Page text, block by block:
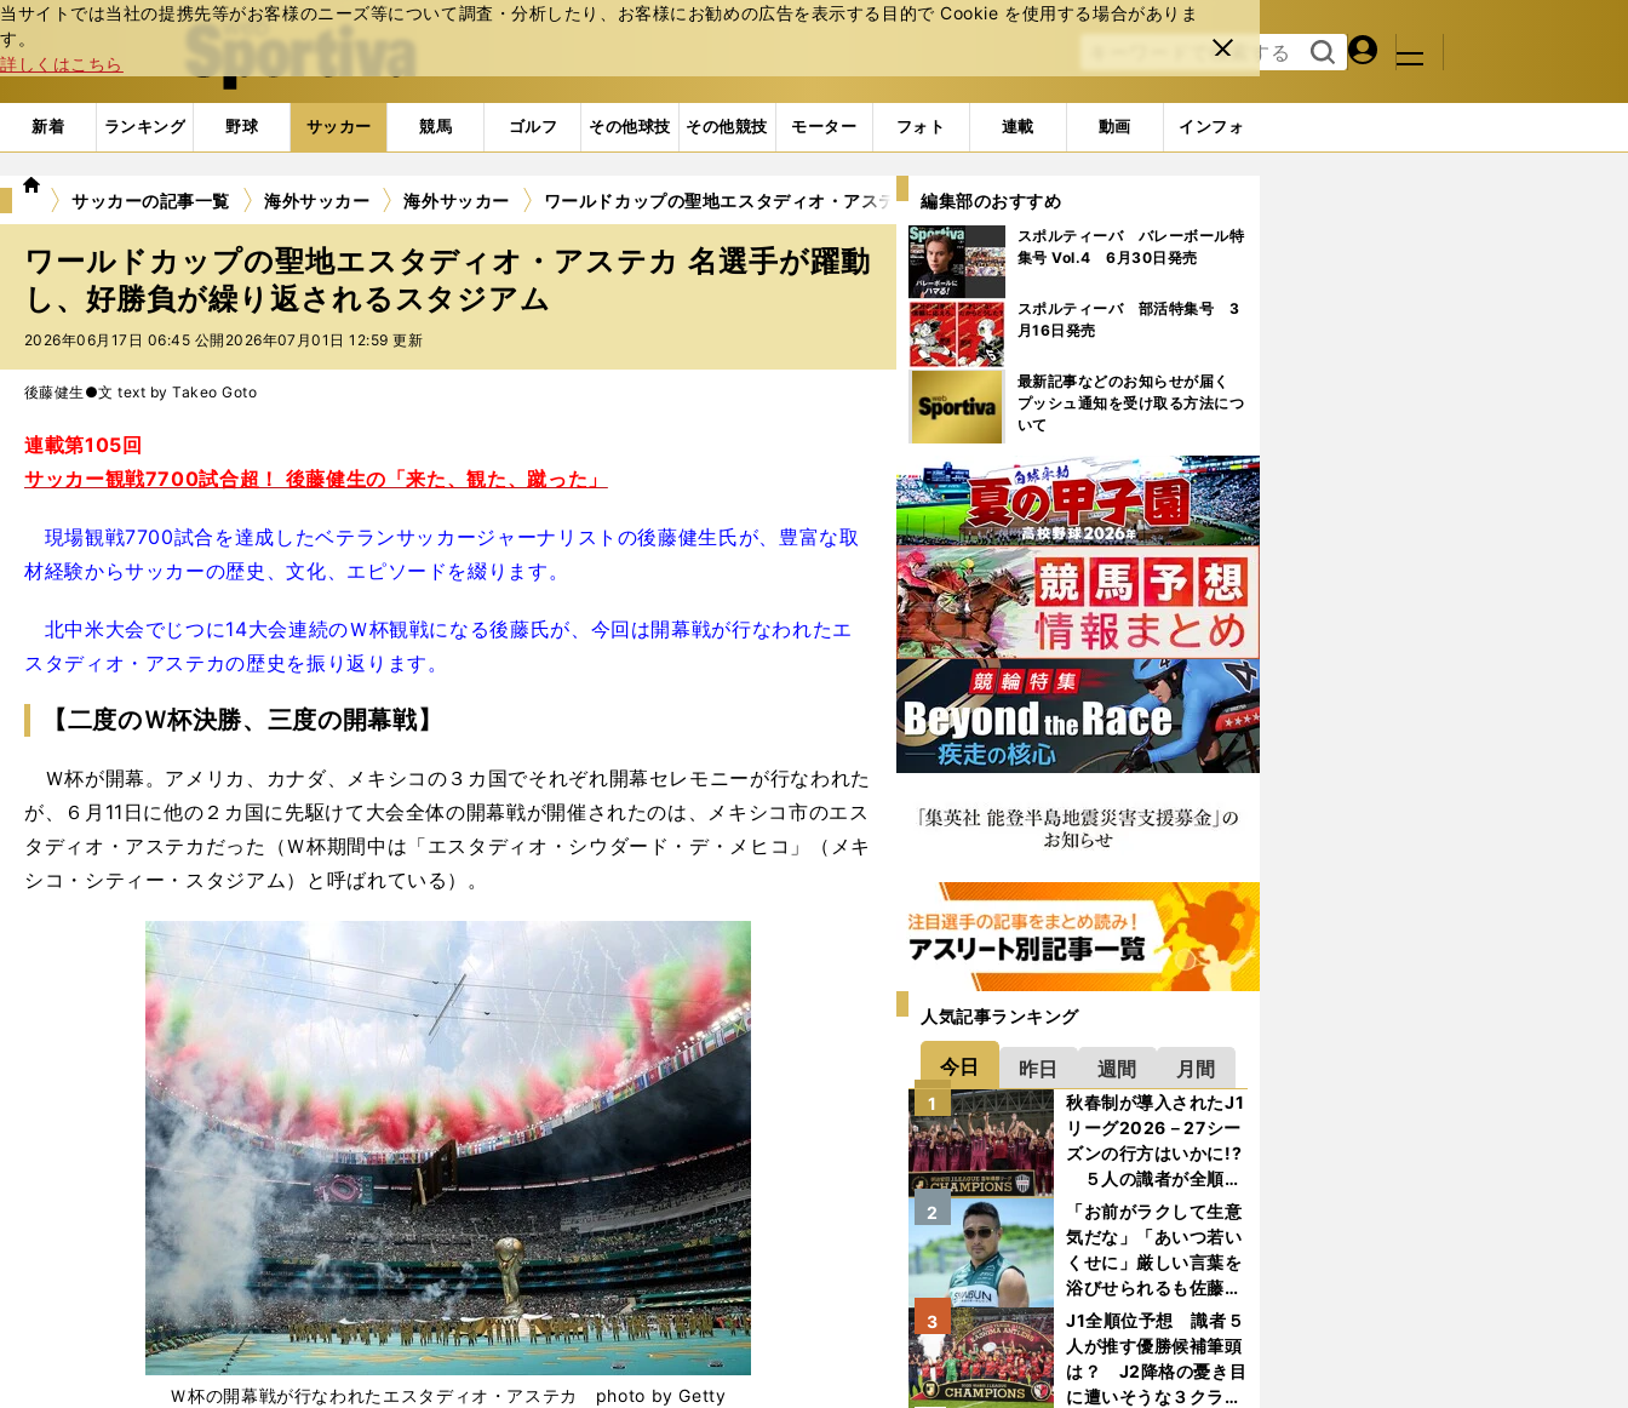
当サイトでは当社の提携先等がお客様のニーズ等について調査・分析したり、お客様にお勧めの広告を表⽰する⽬的で Cookie を使⽤する場合がありま
す。
詳しくはこちら
閉じ
る
web Sportiva (webスポルティーバ)
検索
る
マイペ
ジ
メニュ
新着 ランキング 野球 サッカー 競馬 ゴルフ その他球技 その他競技 モーター フォト 連載 動画 インフォ
we
ポ
ル
テ
ィ
ー
バ
サッカーの記事一覧 海外サッカー 海外サッカー ワールドカップの聖地エスタディオ・アステカ 名選手が躍動し、好勝負が繰り返されるスタジアム
ワールドカップの聖地エスタディオ・アステカ 名選手が躍動
し、好勝負が繰り返されるスタジアム
2026年06月17日 06:45 公開 2026年07月01日 12:59 更新
後藤健生●文 text by Takeo Goto
連載第105回
サッカー観戦7700試合超！ 後藤健生の「来た、観た、蹴った」
現場観戦7700試合を達成したベテランサッカージャーナリストの後藤健生氏が、豊富な取
材経験からサッカーの歴史、文化、エピソードを綴ります。
北中米大会でじつに14大会連続のＷ杯観戦になる後藤氏が、今回は開幕戦が行なわれたエ
スタディオ・アステカの歴史を振り返ります。
【二度のＷ杯決勝、三度の開幕戦】
Ｗ杯が開幕。アメリカ、カナダ、メキシコの３カ国でそれぞれ開幕セレモニーが行なわれた
が、６月11日に他の２カ国に先駆けて大会全体の開幕戦が開催されたのは、メキシコ市のエス
タディオ・アステカだった（Ｗ杯期間中は「エスタディオ・シウダード・デ・メヒコ」（メキ
シコ・シティー・スタジアム）と呼ばれている）。
Ｗ杯の開幕戦が行なわれたエスタディオ・アステカ photo by Getty
編集部のおすすめ
スポルティーバ バレーボール特
集号 Vol.4 6月30日発売
スポルティーバ 部活特集号 3
月16日発売
最新記事などのお知らせが届く
プッシュ通知を受け取る方法につ
いて
人気記事ランキング
今日 昨日 週間 月間
秋春制が導入されたJ1
リーグ2026－27シー
ズンの行方はいかに!?
５人の識者が全順位
を大胆予想
1
「お前がラクして生意
気だな」「あいつ若い
くせに」厳しい言葉を
浴びせられるも佐藤慎
太郎が貫いた誇りとフ
ァンへの思い
2
J1全順位予想 識者５
人が推す優勝候補筆頭
は？ J2降格の憂き目
に遭いそうな３クラブ
3